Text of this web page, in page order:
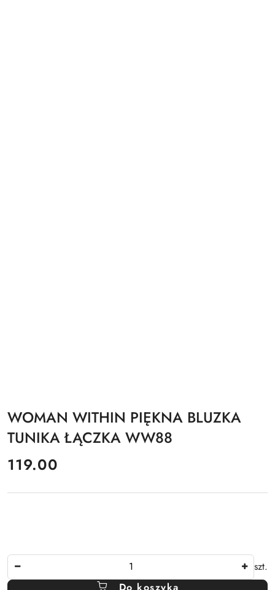
WOMAN WITHIN PIĘKNA BLUZKA
TUNIKA ŁĄCZKA WW88
cena:
119.00
szt.